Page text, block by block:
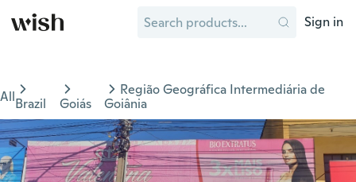
Sign in
AllBrazil Goiás
Região Geográfica Intermediária de
Goiânia